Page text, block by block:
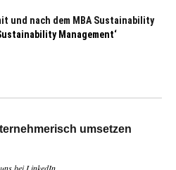
und nach dem MBA Sustainability
Management‘
umsetzen